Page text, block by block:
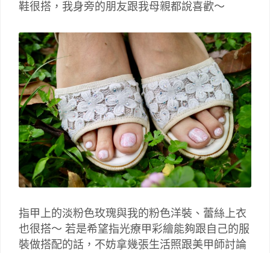
鞋很搭，我身旁的朋友跟我母親都說喜歡～
指甲上的淡粉色玫瑰與我的粉色洋裝、蕾絲上衣
也很搭～ 若是希望指光療甲彩繪能夠跟自己的服
裝做搭配的話，不妨拿幾張生活照跟美甲師討論